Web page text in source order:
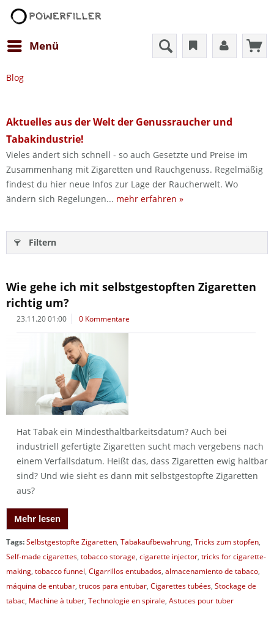
Menü
Blog
Aktuelles aus der Welt der Genussraucher und
Tabakindustrie!
Vieles ändert sich schnell - so auch Gesetzte und Preise im
Zusammenhang mit Zigaretten und Rauchgenuss. Regelmäßig
findest du hier neue Infos zur Lage der Raucherwelt. Wo
ändern sich Regelungen... mehr erfahren »
Filtern
Wie gehe ich mit selbstgestopften Zigaretten
richtig um?
23.11.20 01:00 0 Kommentare
Hat Tabak ein Mindesthaltbarkeitsdatum? Auch bei
industriell gefertigte Zigaretten sucht mach vergebens nach
einem Verfallsdatum. Heißt das, dass Zigaretten ewig haltbar
sind? Und wie sieht es dann mit selbstgestopfte Zigaretten
aus?
Mehr lesen
Tags:Selbstgestopfte Zigaretten, Tabakaufbewahrung, Tricks zum stopfen,
Self-made cigarettes, tobacco storage, cigarette injector, tricks for cigarette-
making, tobacco funnel, Cigarrillos entubados, almacenamiento de tabaco,
máquina de entubar, trucos para entubar, Cigarettes tubées, Stockage de
tabac, Machine à tuber, Technologie en spirale, Astuces pour tuber